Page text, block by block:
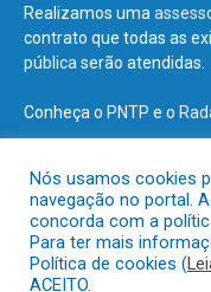
Realizamos uma
contrato que todas as
pública serão atendidas.
Conheça o PNTP e o
Todos os direitos
Nós usamos cookies
navegação no portal.
concorda com a
Para ter mais
Política de cookies (
ACEITO.